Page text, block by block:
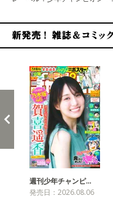
週刊少年チャンピ…
発売日：2026.08.06